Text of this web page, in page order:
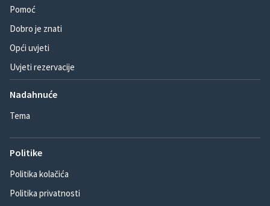
Pomoć
Dobro je znati
Opći uvjeti
Uvjeti rezervacije
Nadahnuće
Tema
Politike
Politika kolačića
Politika privatnosti